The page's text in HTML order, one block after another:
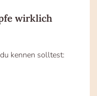
wirklich
kennen solltest: